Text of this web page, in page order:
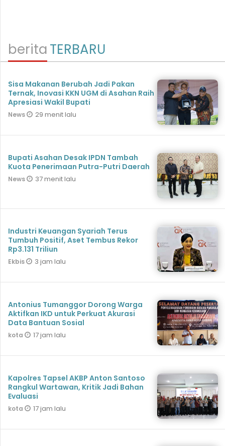
beritaTERBARU
Sisa Makanan Berubah Jadi Pakan
Ternak, Inovasi KKN UGM di Asahan Raih
Apresiasi Wakil Bupati
News 29 menit lalu
Bupati Asahan Desak IPDN Tambah
Kuota Penerimaan Putra-Putri Daerah
News 37 menit lalu
Industri Keuangan Syariah Terus
Tumbuh Positif, Aset Tembus Rekor
Rp3.131 Triliun
Ekbis 3 jam lalu
Antonius Tumanggor Dorong Warga
Aktifkan IKD untuk Perkuat Akurasi
Data Bantuan Sosial
kota 17 jam lalu
Kapolres Tapsel AKBP Anton Santoso
Rangkul Wartawan, Kritik Jadi Bahan
Evaluasi
kota 17 jam lalu